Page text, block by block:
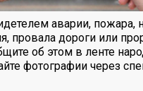
аварии, пожара,
провала дороги или
об этом в ленте
фотографии через